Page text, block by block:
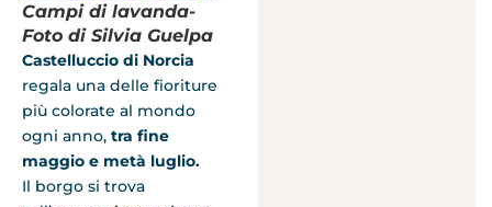
Campi di lavanda-
Foto di Silvia Guelpa
Castelluccio di Norcia
regala una delle fioriture
più colorate al mondo
ogni anno, tra fine
maggio e metà luglio.
Il borgo si trova